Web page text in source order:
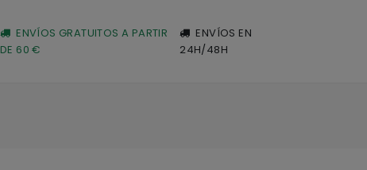
ENVÍOS GRATUITOS A PARTIR
DE 60 €
ENVÍOS EN
24H/48H